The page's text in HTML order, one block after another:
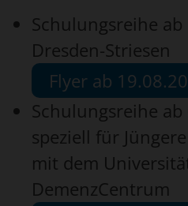
Schulungsreihe
Dresden-Striesen
Flyer ab
Schulungsreihe
speziell für
mit dem
DemenzCentrum